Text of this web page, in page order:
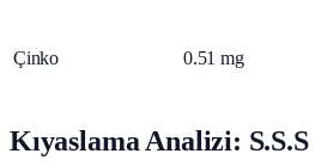
Çinko 0.51 mg
Kıyaslama Analizi: S.S.S